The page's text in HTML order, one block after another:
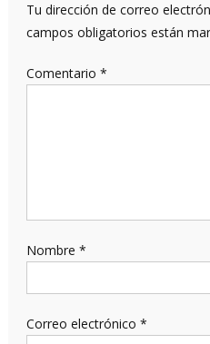
Tu dirección de correo
campos obligatorios están
Comentario *
Nombre *
Correo electrónico *